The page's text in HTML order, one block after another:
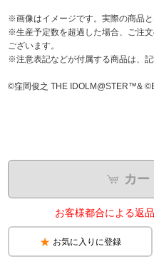
ラブライブ！虹ヶ咲学園スクールア
ラブライブ！スーパースター!!
アイドリッシュセブン
※画像はイメージです。実際の商品と
※生産予定数を超過した場合、ご注
ございます。
※注意表記などが付属する商品は、
©窪岡俊之 THE IDOLM@STER™&
カー
お客様都合による返
お気に入りに登録